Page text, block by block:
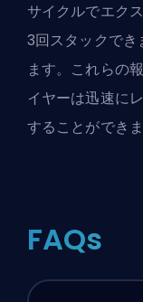
サイクルでエク
3回スタックでき
ます。これらの
イヤーは迅速に
することができま
FAQs